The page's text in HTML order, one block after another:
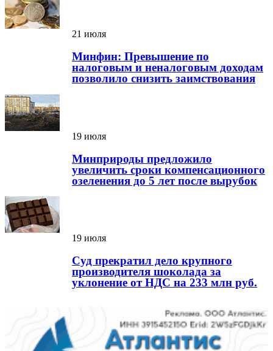
21 июля
Минфин: Превышение по
налоговым и неналоговым доходам
позволило снизить заимствования
19 июля
Минприроды предложило
увеличить сроки компенсационного
озеленения до 5 лет после вырубок
19 июля
Суд прекратил дело крупного
производителя шоколада за
уклонение от НДС на 233 млн руб.